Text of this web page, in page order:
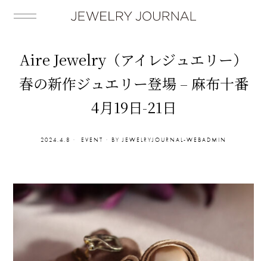
Aire Jewelry（アイレジュエリー）
春の新作ジュエリー登場 – 麻布十番
4月19日-21日
2024.4.8 EVENT BY JEWELRYJOURNAL-WEBADMIN